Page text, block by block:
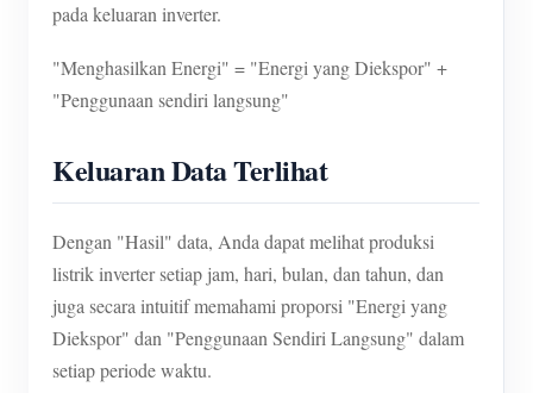
pada keluaran inverter.
"Menghasilkan Energi" = "Energi yang Diekspor" +
"Penggunaan sendiri langsung"
Keluaran Data Terlihat
Dengan "Hasil" data, Anda dapat melihat produksi
listrik inverter setiap jam, hari, bulan, dan tahun, dan
juga secara intuitif memahami proporsi "Energi yang
Diekspor" dan "Penggunaan Sendiri Langsung" dalam
setiap periode waktu.